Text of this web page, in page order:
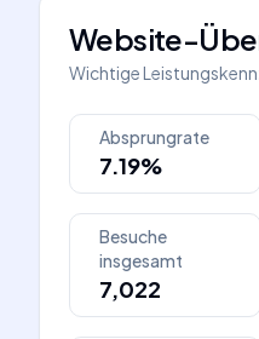
Website-
Wichtige
Absprungrate
7.19%
Besuche
insgesamt
7,022